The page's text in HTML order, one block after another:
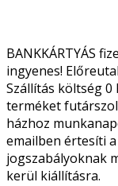
BANKKÁRTYÁS
ingyenes!
Szállítás költség 0
terméket
házhoz
emailben értesíti
jogszabályoknak
kerül kiállításra.